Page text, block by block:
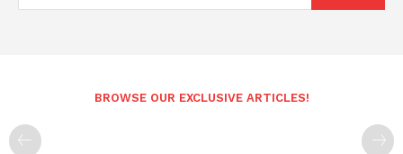
BROWSE OUR EXCLUSIVE ARTICLES!